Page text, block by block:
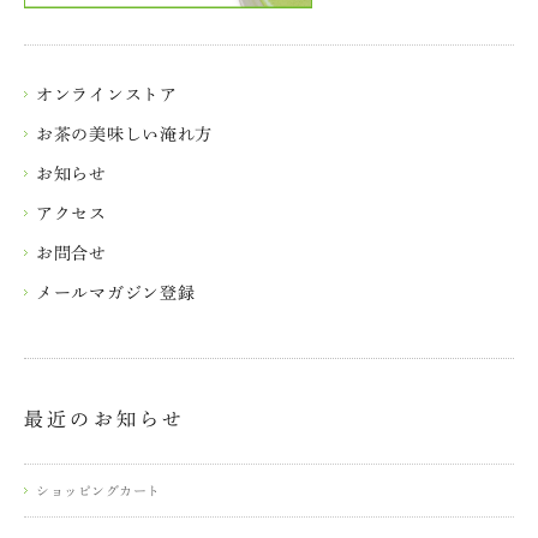
オンラインストア
お茶の美味しい淹れ方
お知らせ
アクセス
お問合せ
メールマガジン登録
最近のお知らせ
ショッピングカート